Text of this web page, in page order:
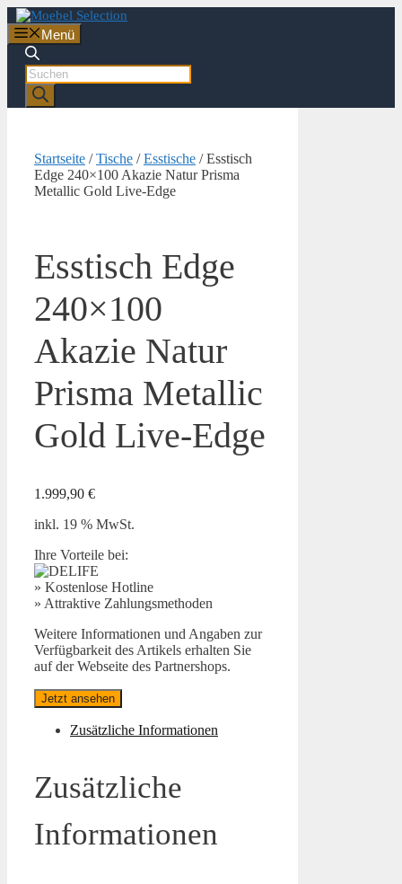
Zum
Inhalt
springen
Menü
Products
search
Startseite /Tische /Esstische / Esstisch
Edge 240×100 Akazie Natur Prisma
Metallic Gold Live-Edge
Esstisch Edge
240×100
Akazie Natur
Prisma Metallic
Gold Live-Edge
1.999,90 €
inkl. 19 % MwSt.
Ihre Vorteile bei:
» Kostenlose Hotline
» Attraktive Zahlungsmethoden
Weitere Informationen und Angaben zur
Verfügbarkeit des Artikels erhalten Sie
auf der Webseite des Partnershops.
Jetzt ansehen
Zusätzliche Informationen
Zusätzliche
Informationen